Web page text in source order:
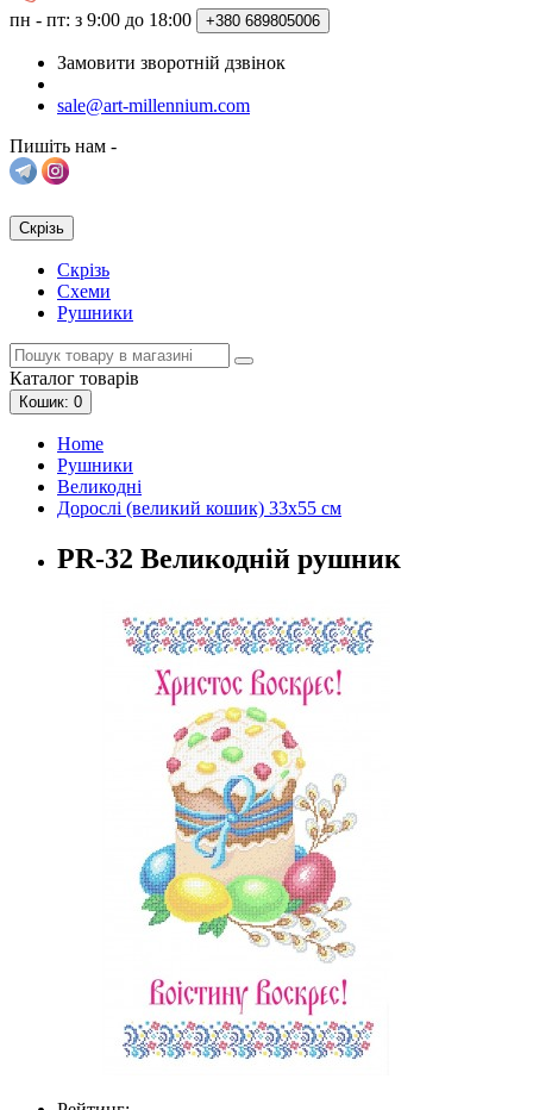
пн - пт: з 9:00 до 18:00 +380 689805006
Замовити зворотній дзвінок
sale@art-millennium.com
Пишіть нам -
Скрізь
Скрізь
Схеми
Рушники
Каталог товарів
Кошик: 0
Home
Рушники
Великодні
Дорослі (великий кошик) 33х55 см
PR-32 Великодній рушник